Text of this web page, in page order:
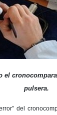
el
pulsera.
del